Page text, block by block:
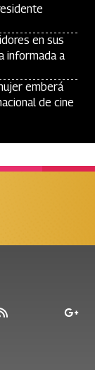
en sus
informada a
emberá
de cine